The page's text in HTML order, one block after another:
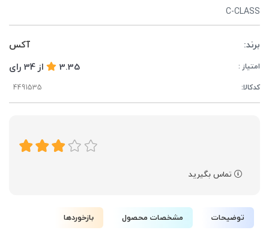
C-CLASS
برند: آکس
امتیاز : 3.35 از 34رای
کدکالا:
تماس بگیرید
توضیحات مشخصات محصول بازخوردها